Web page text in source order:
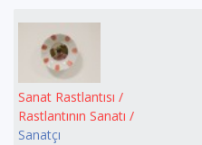
Sanat Rastlantısı /
Rastlantının Sanatı /
Sanatçı